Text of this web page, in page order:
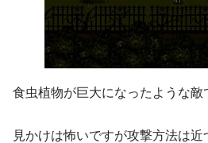
食虫植物が巨大になったような敵
見かけは怖いですが攻撃方法は